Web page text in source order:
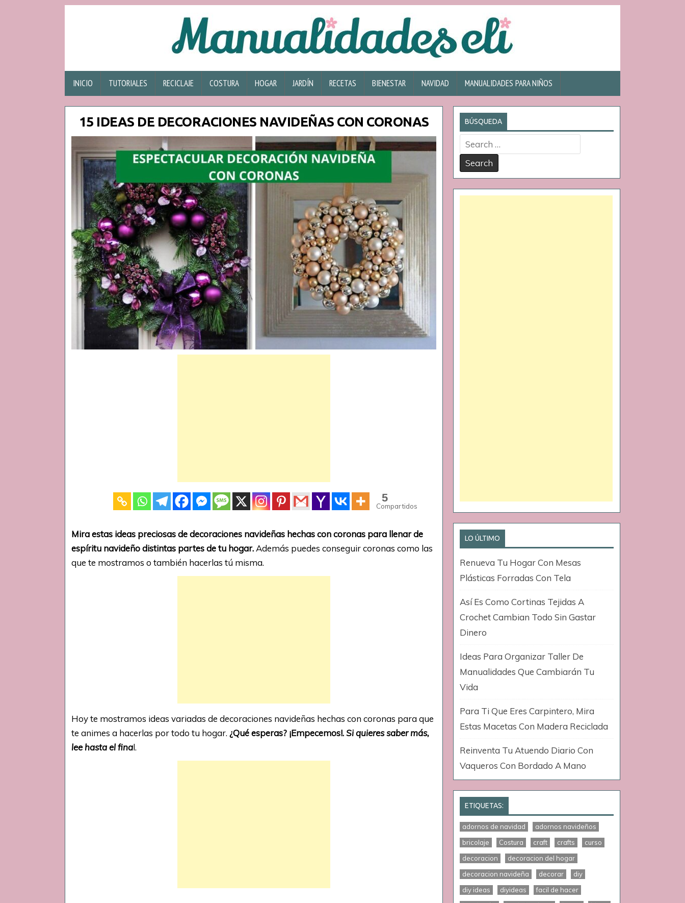
INICIO TUTORIALES RECICLAJE COSTURA HOGAR JARDÍN RECETAS BIENESTAR NAVIDAD MANUALIDADES PARA NIÑOS
15 IDEAS DE DECORACIONES NAVIDEÑAS CON CORONAS
5
Compartidos
Mira estas ideas preciosas de decoraciones navideñas hechas con coronas para llenar de
espíritu navideño distintas partes de tu hogar. Además puedes conseguir coronas como las
que te mostramos o también hacerlas tú misma.
Hoy te mostramos ideas variadas de decoraciones navideñas hechas con coronas para que
te animes a hacerlas por todo tu hogar. ¿Qué esperas? ¡Empecemos!.Si quieres saber más,
lee hasta el final.
BÚSQUEDA
Search
for:
LO ÚLTIMO
Renueva Tu Hogar Con Mesas
Plásticas Forradas Con Tela
Así Es Como Cortinas Tejidas A
Crochet Cambian Todo Sin Gastar
Dinero
Ideas Para Organizar Taller De
Manualidades Que Cambiarán Tu
Vida
Para Ti Que Eres Carpintero, Mira
Estas Macetas Con Madera Reciclada
Reinventa Tu Atuendo Diario Con
Vaqueros Con Bordado A Mano
ETIQUETAS:
adornos de navidad
adornos navideños
bricolaje
Costura craft crafts
curso
decoracion
decoracion del hogar
decoracion navideña
decorar
diy
diy ideas
diyideas
facil de hacer